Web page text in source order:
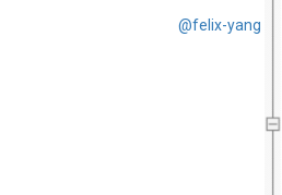
@felix-yang